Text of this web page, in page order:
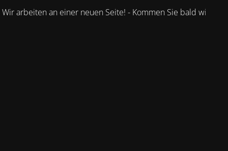
Wir arbeiten an einer neuen Seite! - Kommen Sie bald wieder.